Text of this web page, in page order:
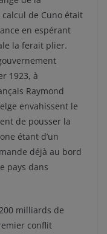
de Cuno était
en espérant
la ferait plier.
1923, à
Raymond
envahissent le
de pousser la
étant d’un
déjà au bord
pays dans
milliards de
conflit